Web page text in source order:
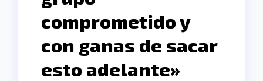
comprometido y
con ganas de sacar
esto adelante»